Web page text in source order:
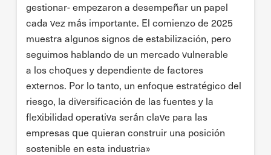
gestionar- empezaron a desempeñar un papel
cada vez más importante. El comienzo de 2025
muestra algunos signos de estabilización, pero
seguimos hablando de un mercado vulnerable
a los choques y dependiente de factores
externos. Por lo tanto, un enfoque estratégico del
riesgo, la diversificación de las fuentes y la
flexibilidad operativa serán clave para las
empresas que quieran construir una posición
sostenible en esta industria»